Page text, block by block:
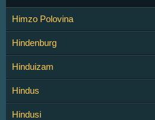
Himzo Polovina
Hindenburg
Hinduizam
Hindus
Hindusi